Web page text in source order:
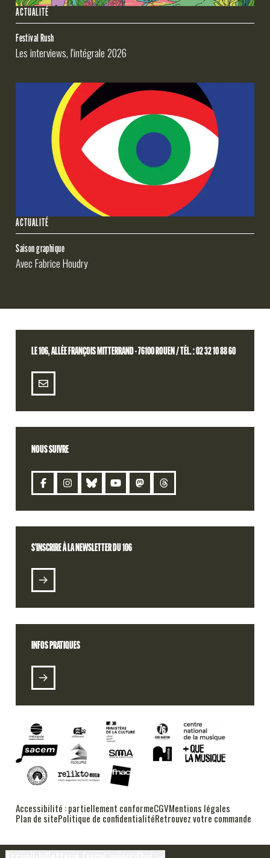
ACTUALITÉ
Festival Rush
Les interviews, l'intégrale 2026
ACTUALITÉ
Saison graphique
Avec Fabrice Houdry
LE 106, ALLÉE FRANÇOIS MITTERRAND - 76100 ROUEN / TÉL. : 02 32 10 88 60
NOUS SUIVRE
S'INSCRIRE À LA NEWSLETTER DU 106
INFOS PRATIQUES
Accessibilité : partiellement conformeCGVMentions légales
Plan de sitePolitique de confidentialitéRetrouvez votre commande
CONTACT
S'INSCRIRE À LA NEWSLETTER DU 106
BILLETTERIE
RETROUVEZ VOTRE COMMANDE
RADIO 106
PODCASTS
ALT DSL (E-LABEL)
FESTIVAL RUSH